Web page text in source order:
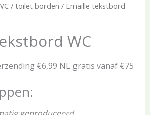
/ toilet borden / Emaille tekstbord
WC
€6,99 NL gratis vanaf €75